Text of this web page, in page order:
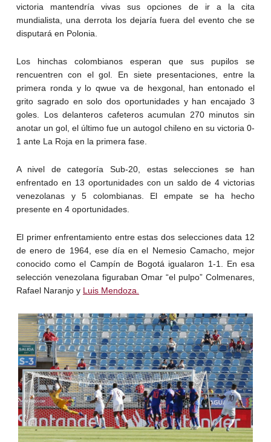
victoria mantendría vivas sus opciones de ir a la cita
mundialista, una derrota los dejaría fuera del evento che se
disputará en Polonia.
Los hinchas colombianos esperan que sus pupilos se
rencuentren con el gol. En siete presentaciones, entre la
primera ronda y lo qwue va de hexgonal, han entonado el
grito sagrado en solo dos oportunidades y han encajado 3
goles. Los delanteros cafeteros acumulan 270 minutos sin
anotar un gol, el último fue un autogol chileno en su victoria 0-
1 ante La Roja en la primera fase.
A nivel de categoría Sub-20, estas selecciones se han
enfrentado en 13 oportunidades con un saldo de 4 victorias
venezolanas y 5 colombianas. El empate se ha hecho
presente en 4 oportunidades.
El primer enfrentamiento entre estas dos selecciones data 12
de enero de 1964, ese día en el Nemesio Camacho, mejor
conocido como el Campín de Bogotá igualaron 1-1. En esa
selección venezolana figuraban Omar “el pulpo” Colmenares,
Rafael Naranjo y Luis Mendoza.